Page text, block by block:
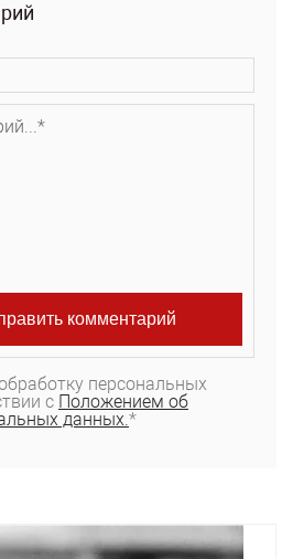
персональных
с Положением об
данных.*